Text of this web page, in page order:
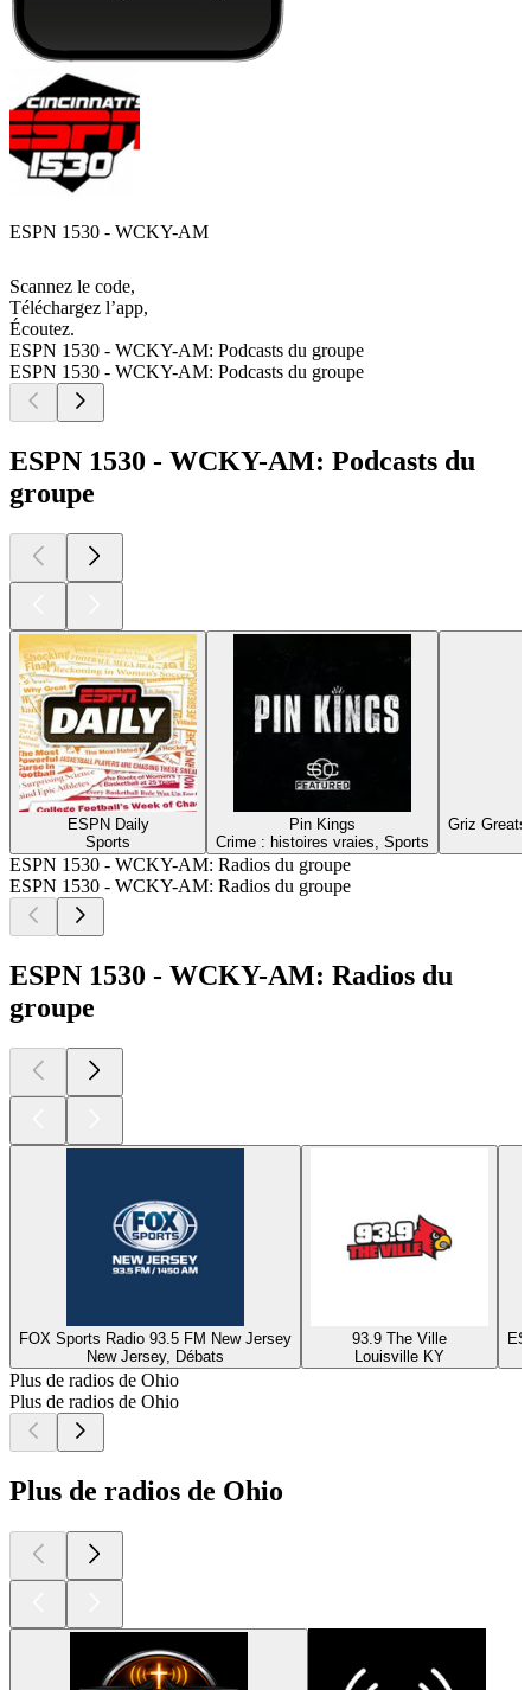
ESPN 1530 - WCKY-AM
Scannez le code,
Téléchargez l’app,
Écoutez.
ESPN 1530 - WCKY-AM: Podcasts du groupe
ESPN 1530 - WCKY-AM: Podcasts du groupe
ESPN 1530 - WCKY-AM: Podcasts du
groupe
ESPN Daily
Sports
Pin Kings
Crime : histoires vraies, Sports
Griz
ESPN 1530 - WCKY-AM: Radios du groupe
ESPN 1530 - WCKY-AM: Radios du groupe
ESPN 1530 - WCKY-AM: Radios du
groupe
FOX Sports Radio 93.5 FM New Jersey
New Jersey, Débats
93.9 The Ville
Louisville KY
Plus de radios de Ohio
Plus de radios de Ohio
Plus de radios de Ohio